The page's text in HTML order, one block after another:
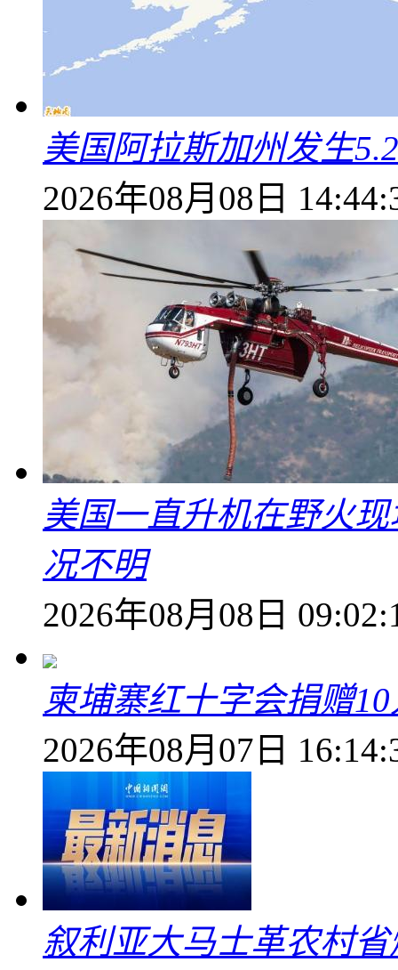
美国阿拉斯加州发生
2026年08月08日
美国一直升机在野火
况不明
2026年08月08日
柬埔寨红十字会捐赠
2026年08月07日
叙利亚大马士革农村